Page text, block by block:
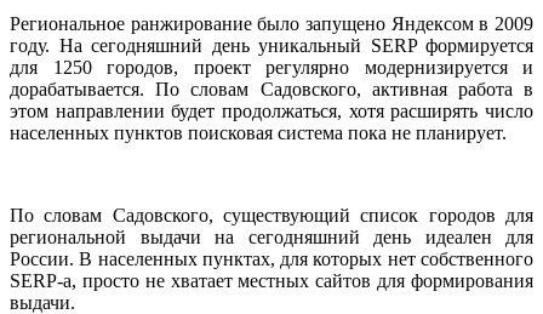
Региональное ранжирование было запущено Яндексом в 2009
году. На сегодняшний день уникальный SERP формируется
для 1250 городов, проект регулярно модернизируется и
дорабатывается. По словам Садовского, активная работа в
этом направлении будет продолжаться, хотя расширять число
населенных пунктов поисковая система пока не планирует.
По словам Садовского, существующий список городов для
региональной выдачи на сегодняшний день идеален для
России. В населенных пунктах, для которых нет собственного
SERP-а, просто не хватает местных сайтов для формирования
выдачи.